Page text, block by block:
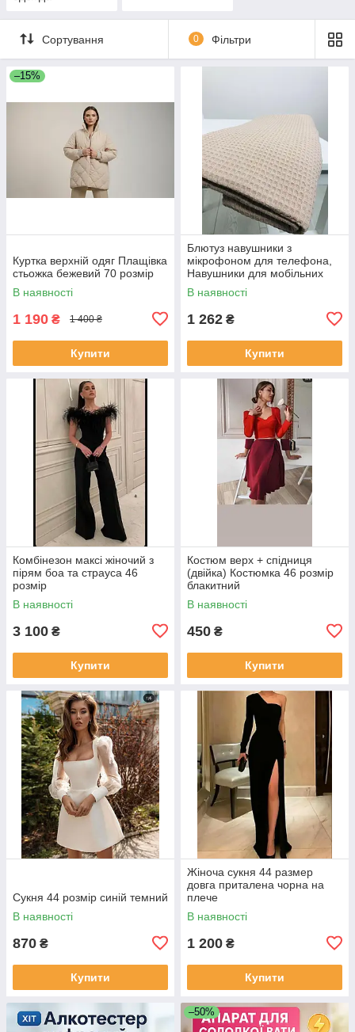
Сортування 0 Фільтри
–15%
Куртка верхній одяг Плащівка
стьожка бежевий 70 розмір
В наявності
1 190 ₴ 1 400 ₴
Купити
Блютуз навушники з
мікрофоном для телефона,
Навушники для мобільних
телефонів PRO музики YV-30
В наявності
1 262 ₴
Купити
Комбінезон максі жіночий з
пірям боа та страуса 46
розмір
В наявності
3 100 ₴
Купити
Костюм верх + спідниця
(двійка) Костюмка 46 розмір
блакитний
В наявності
450 ₴
Купити
Сукня 44 розмір синій темний
В наявності
870 ₴
Купити
Жіноча сукня 44 размер
довга приталена чорна на
плече
В наявності
1 200 ₴
Купити
–50%